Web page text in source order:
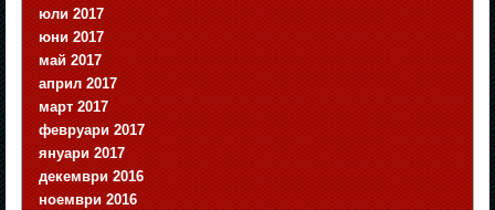
юли 2017
юни 2017
май 2017
април 2017
март 2017
февруари 2017
януари 2017
декември 2016
ноември 2016